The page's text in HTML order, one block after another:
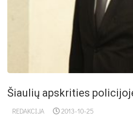
Šiaulių apskrities
REDAKCIJA 2013-10-25